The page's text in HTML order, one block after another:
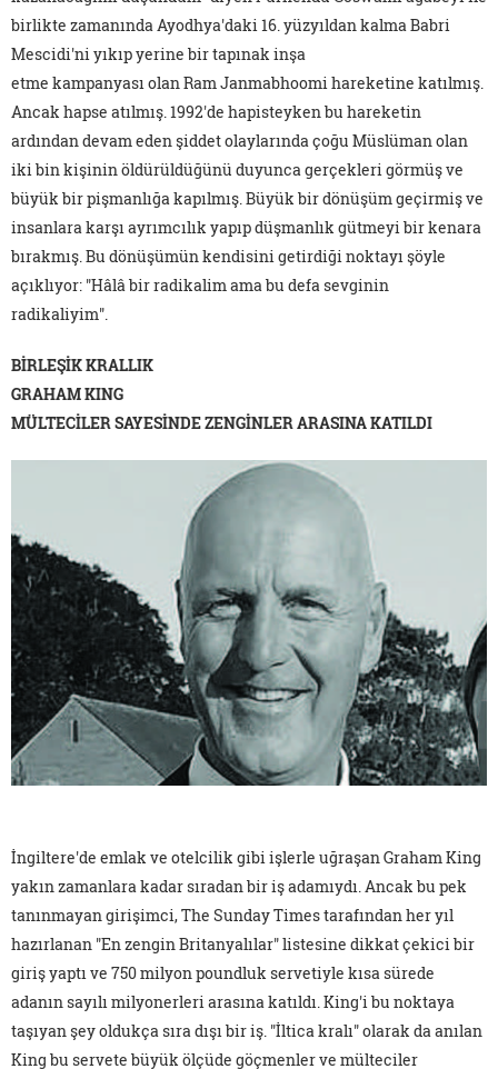
birlikte zamanında Ayodhya'daki 16. yüzyıldan kalma Babri
Mescidi'ni yıkıp yerine bir tapınak inşa
etme kampanyası olan Ram Janmabhoomi hareketine katılmış.
Ancak hapse atılmış. 1992'de hapisteyken bu hareketin
ardından devam eden şiddet olaylarında çoğu Müslüman olan
iki bin kişinin öldürüldüğünü duyunca gerçekleri görmüş ve
büyük bir pişmanlığa kapılmış. Büyük bir dönüşüm geçirmiş ve
insanlara karşı ayrımcılık yapıp düşmanlık gütmeyi bir kenara
bırakmış. Bu dönüşümün kendisini getirdiği noktayı şöyle
açıklıyor: "Hâlâ bir radikalim ama bu defa sevginin
radikaliyim".
BİRLEŞİK KRALLIK
GRAHAM KING
MÜLTECİLER SAYESİNDE ZENGİNLER ARASINA KATILDI
İngiltere'de emlak ve otelcilik gibi işlerle uğraşan Graham King
yakın zamanlara kadar sıradan bir iş adamıydı. Ancak bu pek
tanınmayan girişimci, The Sunday Times tarafından her yıl
hazırlanan "En zengin Britanyalılar" listesine dikkat çekici bir
giriş yaptı ve 750 milyon poundluk servetiyle kısa sürede
adanın sayılı milyonerleri arasına katıldı. King'i bu noktaya
taşıyan şey oldukça sıra dışı bir iş. "İltica kralı" olarak da anılan
King bu servete büyük ölçüde göçmenler ve mülteciler